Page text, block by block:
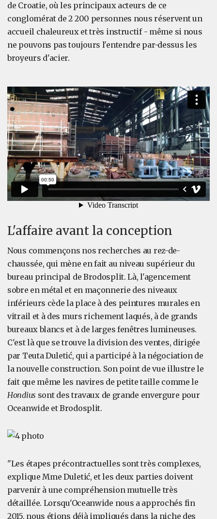
de Croatie, où les principaux acteurs de ce
conglomérat de 2 200 personnes nous réservent un
accueil chaleureux et très instructif - même si nous
ne pouvons pas toujours l'entendre par-dessus les
broyeurs d'acier.
L'affaire avant la conception
Nous commençons nos recherches au rez-de-
chaussée, qui mène en fait au niveau supérieur du
bureau principal de Brodosplit. Là, l'agencement
sobre en métal et en maçonnerie des niveaux
inférieurs cède la place à des peintures murales en
vitrail et à des murs richement laqués, à de grands
bureaux blancs et à de larges fenêtres lumineuses.
C'est là que se trouve la division des ventes, dirigée
par Teuta Duletić, qui a participé à la négociation de
la nouvelle construction. Son point de vue illustre le
fait que même les navires de petite taille comme le
Hondius sont des travaux de grande envergure pour
Oceanwide et Brodosplit.
"Les étapes précontractuelles sont très complexes,
explique Mme Duletić, et les deux parties doivent
parvenir à une compréhension mutuelle très
détaillée. Lorsqu'Oceanwide nous a approchés fin
2015, nous étions déjà impliqués dans la niche des